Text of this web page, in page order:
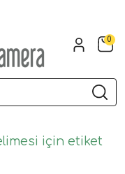
0
için etiket